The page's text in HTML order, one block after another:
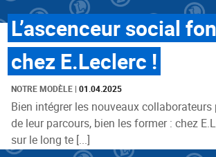
L’ascenceur social
chez E.Leclerc !
NOTRE MODÈLE | 01.04.2025
Bien intégrer les nouveaux
de leur parcours, bien les former : chez
sur le long te [...]